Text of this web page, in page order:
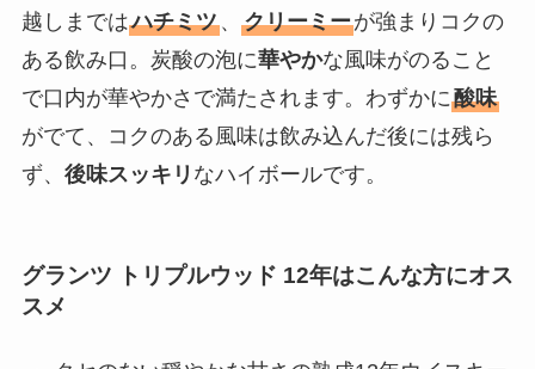
越しまではハチミツ、 クリーミーが強まりコクの
ある飲み口。炭酸の泡に華やかな風味がのること
で口内が華やかさで満たされます。わずかに酸味
がでて、コクのある風味は飲み込んだ後には残ら
ず、 後味スッキリ なハイボールです。
グランツ トリプルウッド 12年はこんな方にオス
スメ